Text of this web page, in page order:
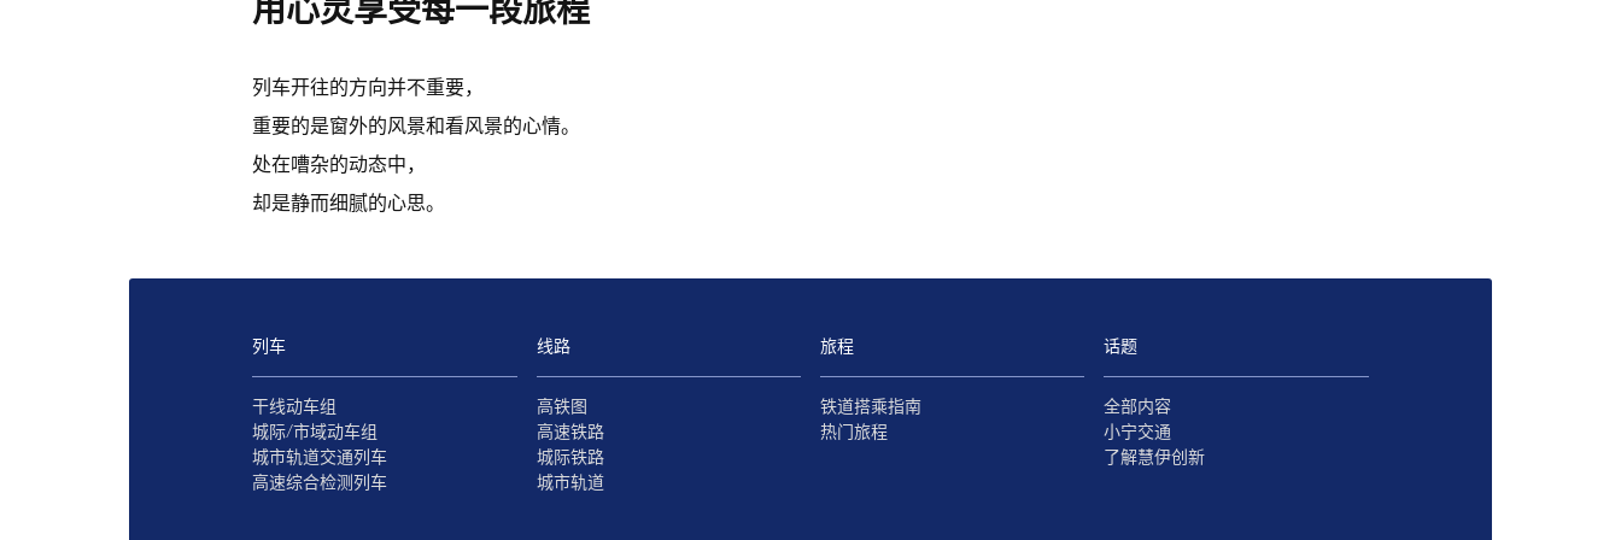
用心灵享受每一段旅程
列车开往的方向并不重要，
重要的是窗外的风景和看风景的心情。
处在嘈杂的动态中，
却是静而细腻的心思。
列车
干线动车组
城际/市域动车组
城市轨道交通列车
高速综合检测列车
线路
高铁图
高速铁路
城际铁路
城市轨道
旅程
铁道搭乘指南
热门旅程
话题
全部内容
小宁交通
了解慧伊创新